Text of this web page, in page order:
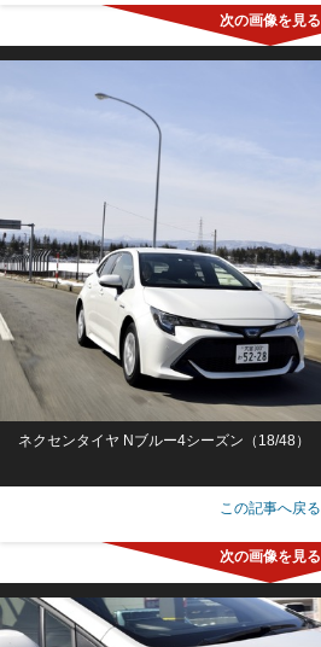
ネクセンタイヤ Nブルー4シーズン（18/48）
この記事へ戻る